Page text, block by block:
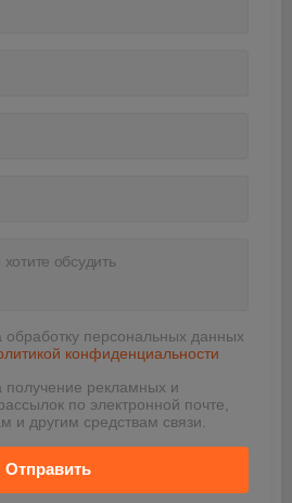
обработку персональных данных
конфиденциальности
получение рекламных и
по электронной почте,
и другим средствам связи.
Отправить